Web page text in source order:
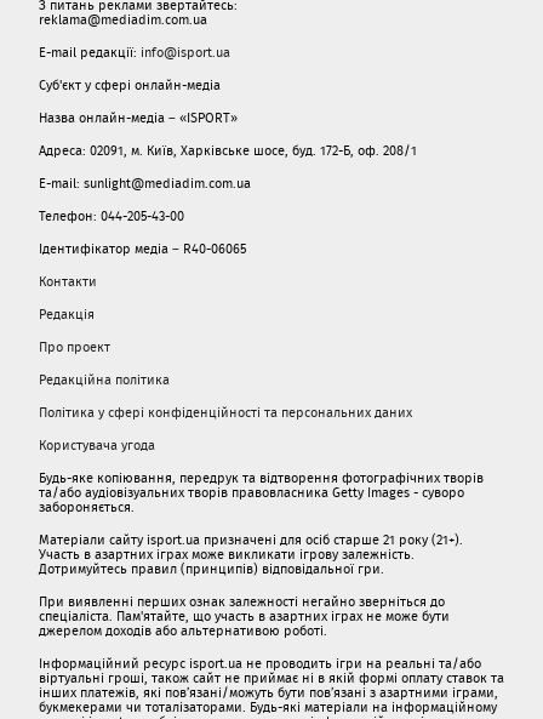
З питань реклами звертайтесь:
reklama@mediadim.com.ua
E-mail редакції: info@isport.ua
Суб'єкт у сфері онлайн-медіа
Назва онлайн-медіа – «ISPORT»
Адреса: 02091, м. Київ, Харківське шосе, буд. 172-Б, оф. 208/1
E-mail: sunlight@mediadim.com.ua
Телефон: 044-205-43-00
Ідентифікатор медіа – R40-06065
Контакти
Редакція
Про проект
Редакційна політика
Політика у сфері конфіденційності та персональних даних
Користувача угода
Будь-яке копіювання, передрук та відтворення фотографічних творів
та/або аудіовізуальних творів правовласника Getty Images - суворо
забороняється.
Матеріали сайту isport.ua призначені для осіб старше 21 року (21+).
Участь в азартних іграх може викликати ігрову залежність.
Дотримуйтесь правил (принципів) відповідальної гри.
При виявленні перших ознак залежності негайно зверніться до
спеціаліста. Пам'ятайте, що участь в азартних іграх не може бути
джерелом доходів або альтернативою роботі.
Інформаційний ресурс isport.ua не проводить ігри на реальні та/або
віртуальні гроші, також сайт не приймає ні в якій формі оплату ставок та
інших платежів, які пов’язані/можуть бути пов’язані з азартними іграми,
букмекерами чи тоталізаторами. Будь-які матеріали на інформаційному